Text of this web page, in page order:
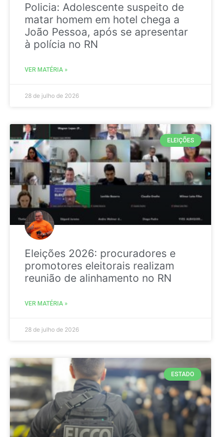
Policia: Adolescente suspeito de
matar homem em hotel chega a
João Pessoa, após se apresentar
à polícia no RN
VER MATÉRIA »
28 de julho de 2026
ELEIÇÕES
Eleições 2026: procuradores e
promotores eleitorais realizam
reunião de alinhamento no RN
VER MATÉRIA »
28 de julho de 2026
ESTADO